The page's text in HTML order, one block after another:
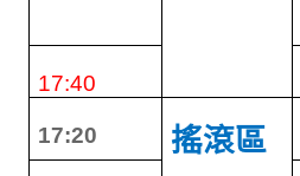
17:40
17:20
搖滾區